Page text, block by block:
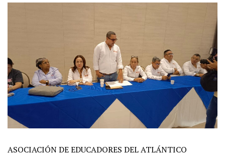
ASOCIACIÓN DE EDUCADORES DEL ATLÁNTICO